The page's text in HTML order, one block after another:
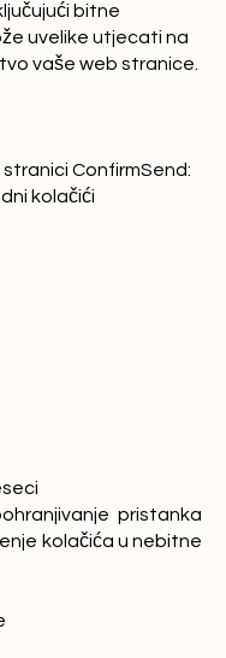
bitne
uvelike utjecati na
vaše web stranice.
ConfirmSend:
kolačići
pristanka
kolačića u nebitne